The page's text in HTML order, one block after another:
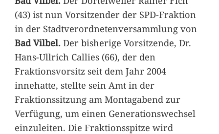
(43) ist nun Vorsitzender der SPD-Fraktion
in der Stadtverordnetenversammlung von
Bad Vilbel.Der bisherige Vorsitzende, Dr.
Hans-Ullrich Callies (66), der den
Fraktionsvorsitz seit dem Jahr 2004
innehatte, stellte sein Amt in der
Fraktionssitzung am Montagabend zur
Verfügung, um einen Generationswechsel
einzuleiten. Die Fraktionsspitze wird